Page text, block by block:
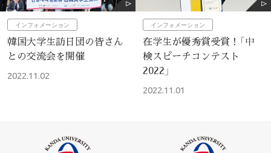
インフォメーション
韓国大学生訪日団の皆さん
との交流会を開催
2022.11.02
インフォメーション
在学生が優秀賞受賞！「中
検スピーチコンテスト
2022」
2022.11.01